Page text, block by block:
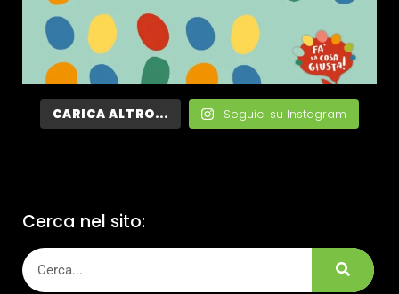
CARICA ALTRO... Seguici su Instagram
Cerca nel sito: